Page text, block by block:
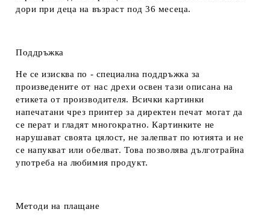
дори при деца на възраст под 36 месеца.
Поддръжка
Не се изисква по - специална поддръжка за
произведените от нас дрехи освен тази описана на
етикета от производителя. Всички картинки
напечатани чрез принтер за директен печат могат да
се перат и гладят многократно. Картинките не
нарушават своята цялост, не залепват по ютията и не
се напукват или обелват. Това позволява дълготрайна
употреба на любимия продукт.
Методи на плащане